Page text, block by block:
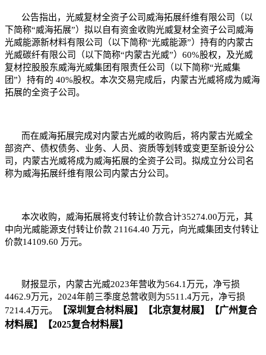
公告指出，光威复材全资子公司威海拓展纤维有限公司（以
下简称“威海拓展”）拟以自有资金收购光威复材全资子公司威海
光威能源新材料有限公司（以下简称“光威能源”）持有的内蒙古
光威碳纤有限公司（以下简称“内蒙古光威”）60%股权，及光威
复材控股股东威海光威集团有限责任公司（以下简称“光威集
团”）持有的 40%股权。本次交易完成后，内蒙古光威将成为威海
拓展的全资子公司。
而在威海拓展完成对内蒙古光威的收购后，将内蒙古光威全
部资产、债权债务、业务、人员、资质等划转或变更至新设分公
司，内蒙古光威将成为威海拓展的全资子公司。拟成立分公司名
称为威海拓展纤维有限公司内蒙古分公司。
本次收购，威海拓展将支付转让价款合计35274.00万元，其
中向光威能源支付转让价款 21164.40 万元，向光威集团支付转让
价款14109.60 万元。
财报显示，内蒙古光威2023年营收为564.1万元，净亏损
4462.9万元，2024年前三季度总营收则为5511.4万元，净亏损
7214.4万元。
【深圳复合材料展】 【北京复材展】
【广州复合
材料展】
【2025复合材料展】